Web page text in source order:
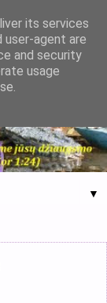
▼
its services
user-agent are
and security
usage